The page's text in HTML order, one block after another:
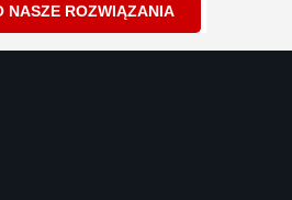
NASZE ROZWIĄZANIA